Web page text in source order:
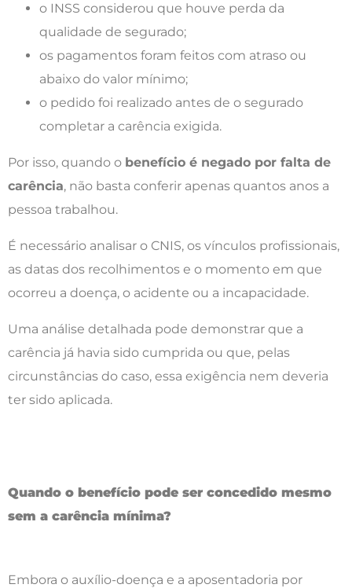
o INSS considerou que houve perda da
qualidade de segurado;
os pagamentos foram feitos com atraso ou
abaixo do valor mínimo;
o pedido foi realizado antes de o segurado
completar a carência exigida.
Por isso, quando o benefício é negado por falta de
carência, não basta conferir apenas quantos anos a
pessoa trabalhou.
É necessário analisar o CNIS, os vínculos profissionais,
as datas dos recolhimentos e o momento em que
ocorreu a doença, o acidente ou a incapacidade.
Uma análise detalhada pode demonstrar que a
carência já havia sido cumprida ou que, pelas
circunstâncias do caso, essa exigência nem deveria
ter sido aplicada.
Quando o benefício pode ser concedido mesmo
sem a carência mínima?
Embora o auxílio-doença e a aposentadoria por